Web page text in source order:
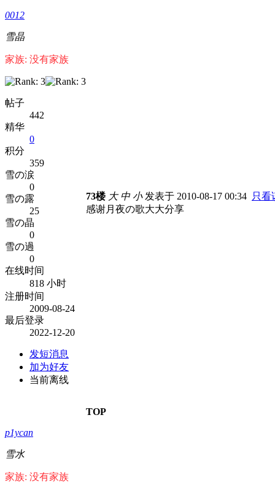
0012
雪晶
家族: 没有家族
帖子
442
精华
0
积分
359
雪の涙
0
雪の露
25
雪の晶
0
雪の過
0
在线时间
818 小时
注册时间
2009-08-24
最后登录
2022-12-20
发短消息
加为好友
当前离线
73楼 大 中 小发表于 2010-08-17 00:34 只看
感谢月夜の歌大大分享
TOP
p1ycan
雪水
家族: 没有家族